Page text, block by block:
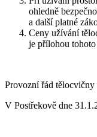
ohledně
a další platné
Ceny užívání
je přílohou
Provozní řád tělocvičny
V Postřekově dne